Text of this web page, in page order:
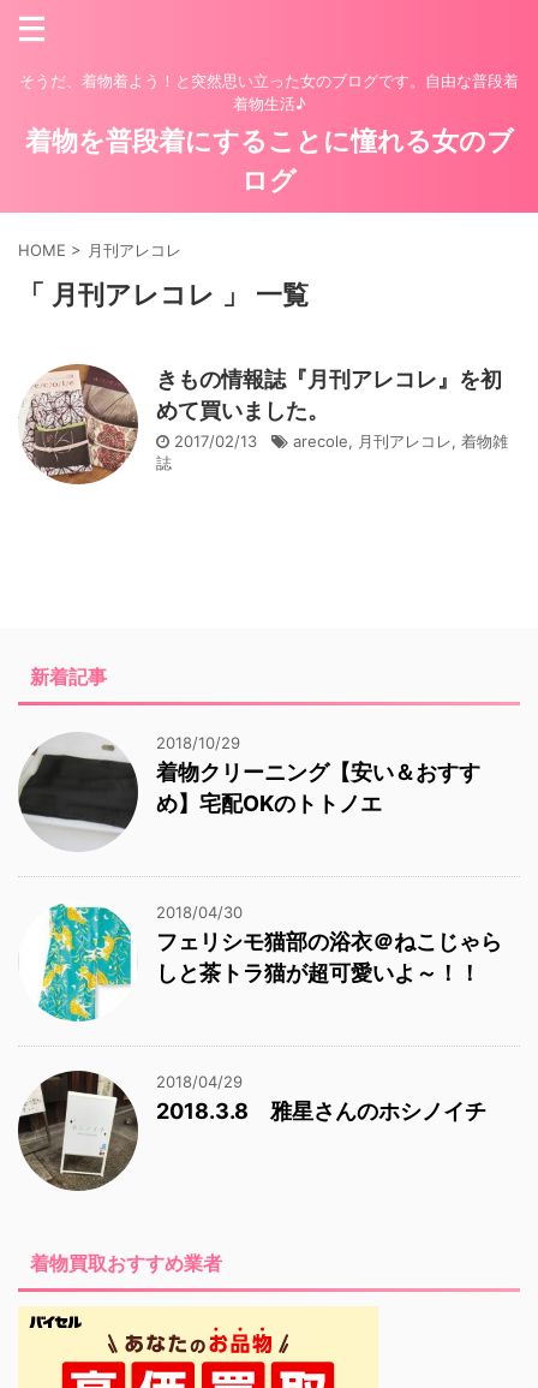
そうだ、着物着よう！と突然思い立った女のブログです。自由な普段着
着物生活♪
着物を普段着にすることに憧れる女のブ
ログ
HOME > 月刊アレコレ
「 月刊アレコレ 」 一覧
きもの情報誌『月刊アレコレ』を初
めて買いました。
2017/02/13 arecole, 月刊アレコレ, 着物雑
誌
新着記事
2018/10/29
着物クリーニング【安い＆おすす
め】宅配OKのトトノエ
2018/04/30
フェリシモ猫部の浴衣＠ねこじゃら
しと茶トラ猫が超可愛いよ～！！
2018/04/29
2018.3.8 雅星さんのホシノイチ
着物買取おすすめ業者